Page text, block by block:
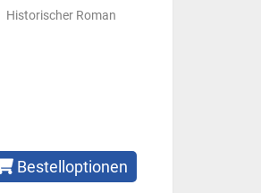
Historischer Roman
Bestelloptionen